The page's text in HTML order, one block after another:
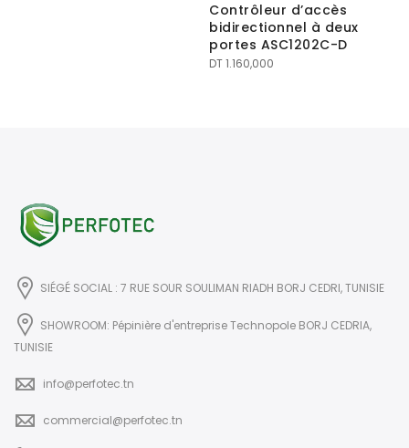
Contrôleur d’accès
bidirectionnel à deux
portes ASC1202C-D
DT1.160,000
SIÉGÉ SOCIAL : 7 RUE SOUR SOULIMAN RIADH BORJ CEDRI, TUNISIE
SHOWROOM: Pépinière d'entreprise Technopole BORJ CEDRIA,
TUNISIE
info@perfotec.tn
commercial@perfotec.tn